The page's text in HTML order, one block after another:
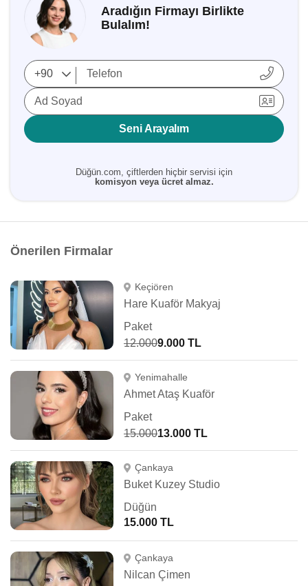
Aradığın Firmayı Birlikte
Bulalım!
Ad Soyad
Seni Arayalım
Düğün.com, çiftlerden hiçbir servisi için
komisyon veya ücret almaz.
Önerilen Firmalar
Keçiören
Hare Kuaför Makyaj
Paket
12.0009.000 TL
Yenimahalle
Ahmet Ataş Kuaför
Paket
15.00013.000 TL
Çankaya
Buket Kuzey Studio
Düğün
15.000 TL
Çankaya
Nilcan Çimen